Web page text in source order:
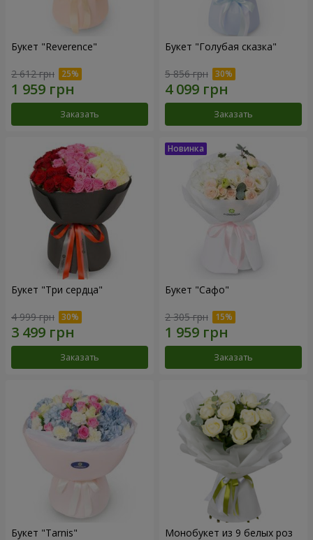
Букет "Reverence"
2 612 грн
Заказать
Букет "Голубая сказка"
5 856 грн
Заказать
Букет "Три сердца"
4 999 грн
Заказать
Букет "Сафо"
2 305 грн
Заказать
Букет "Tarnis" Монобукет из 9 белых роз